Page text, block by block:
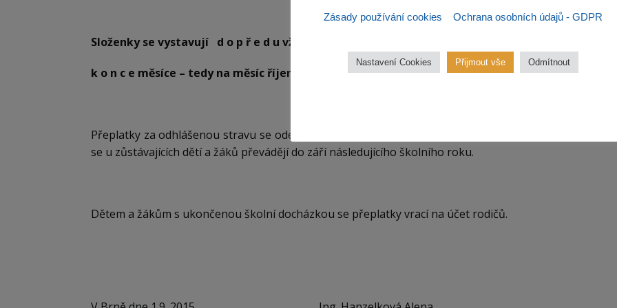
Složenky se vystavují d o p ř e d u vždy kolem 15. dne v měsíci a musí být zaplaceny do
k o n c e měsíce – tedy na měsíc říjen do konce září daného roku.
Přeplatky za odhlášenou stravu se odečítají přes měsíc, tedy např. z měsíce ledna – v měsíci
se u zůstávajících dětí a žáků převádějí do září následujícího školního roku.
Dětem a žákům s ukončenou školní docházkou se přeplatky vrací na účet rodičů.
Zásady používání cookies Ochrana osobních údajů - GDPR
Nastavení Cookies Přijmout vše Odmítnout